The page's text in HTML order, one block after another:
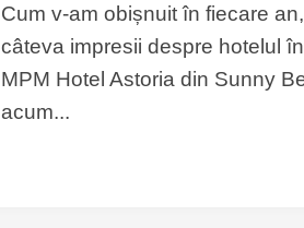
Cum v-am obișnuit în fiecare
câteva impresii despre hotelul
MPM Hotel Astoria din Sunny
acum...